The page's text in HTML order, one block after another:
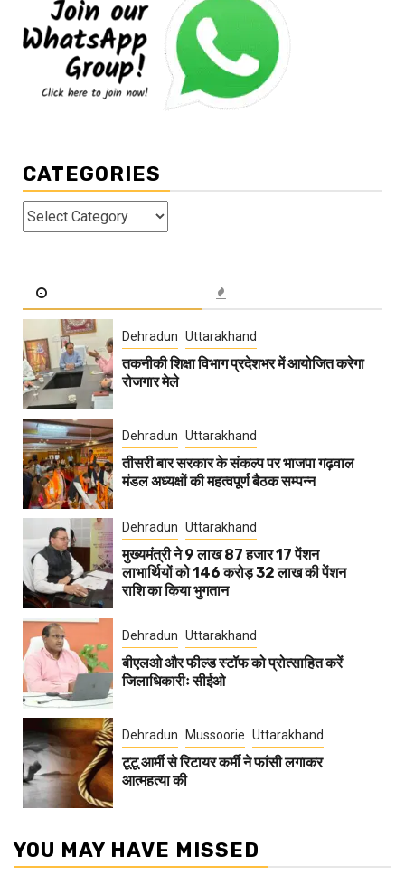
CATEGORIES
Categories
Dehradun Uttarakhand
तकनीकी शिक्षा विभाग प्रदेशभर में आयोजित करेगा
रोजगार मेले
Dehradun Uttarakhand
तीसरी बार सरकार के संकल्प पर भाजपा गढ़वाल
मंडल अध्यक्षों की महत्वपूर्ण बैठक सम्पन्न
Dehradun Uttarakhand
मुख्यमंत्री ने 9 लाख 87 हजार 17 पेंशन
लाभार्थियों को 146 करोड़ 32 लाख की पेंशन
राशि का किया भुगतान
Dehradun Uttarakhand
बीएलओ और फील्ड स्टॉफ को प्रोत्साहित करें
जिलाधिकारीः सीईओ
Dehradun Mussoorie Uttarakhand
टूटू आर्मी से रिटायर कर्मी ने फांसी लगाकर
आत्महत्या की
YOU MAY HAVE MISSED